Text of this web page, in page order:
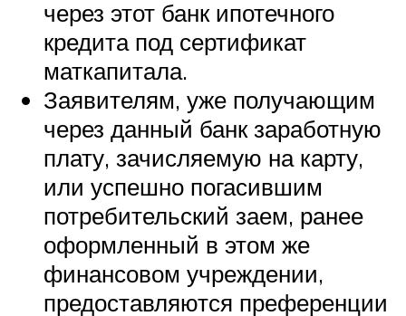
через этот банк ипотечного
кредита под сертификат
маткапитала.
Заявителям, уже получающим
через данный банк заработную
плату, зачисляемую на карту,
или успешно погасившим
потребительский заем, ранее
оформленный в этом же
финансовом учреждении,
предоставляются преференции